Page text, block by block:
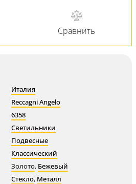
Италия
Reccagni Angelo
6358
Светильники
Подвесные
Классический
Золото, Бежевый
Стекло, Металл